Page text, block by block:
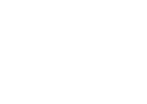
es geht, oder?).